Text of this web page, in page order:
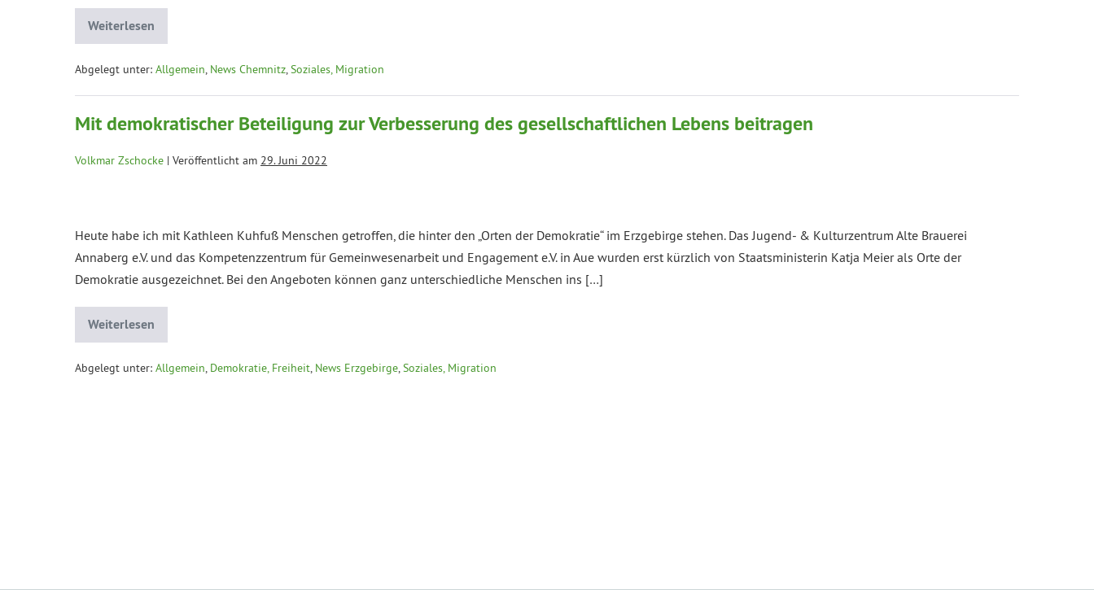
Weiterlesen
Abgelegt unter: Allgemein, News Chemnitz,Soziales, Migration
Mit demokratischer Beteiligung zur Verbesserung des gesellschaftlichen Lebens beitragen
Volkmar Zschocke | Veröffentlicht am 29. Juni 2022
Heute habe ich mit Kathleen Kuhfuß Menschen getroffen, die hinter den „Orten der Demokratie“ im Erzgebirge stehen. Das Jugend- & Kulturzentrum Alte Brauerei
Annaberg e.V. und das Kompetenzzentrum für Gemeinwesenarbeit und Engagement e.V. in Aue wurden erst kürzlich von Staatsministerin Katja Meier als Orte der
Demokratie ausgezeichnet. Bei den Angeboten können ganz unterschiedliche Menschen ins […]
Weiterlesen
Abgelegt unter: Allgemein, Demokratie, Freiheit, News Erzgebirge,Soziales, Migration